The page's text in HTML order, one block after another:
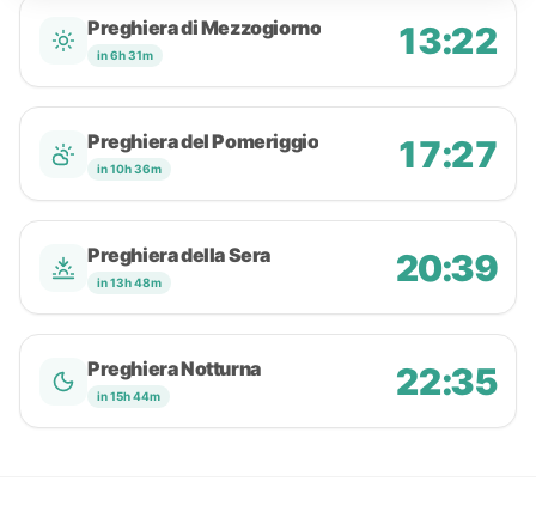
Preghiera di Mezzogiorno
in 6h 31m 13:22
Preghiera del Pomeriggio
in 10h 36m 17:27
Preghiera della Sera
in 13h 48m 20:39
Preghiera Notturna
in 15h 44m 22:35